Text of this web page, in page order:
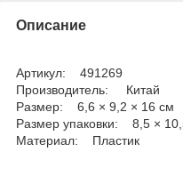
Описание
Артикул: 491269
Производитель: Китай
Размер: 6,6 × 9,2 × 16 см
Размер упаковки: 8,5 ×
Материал: Пластик